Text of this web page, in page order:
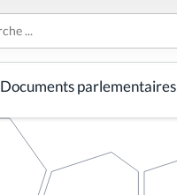
Documents parlementaires